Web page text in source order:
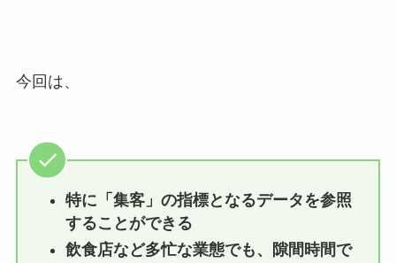
今回は、
特に「集客」の指標となるデータを参照
することができる
飲食店など多忙な業態でも、隙間時間で